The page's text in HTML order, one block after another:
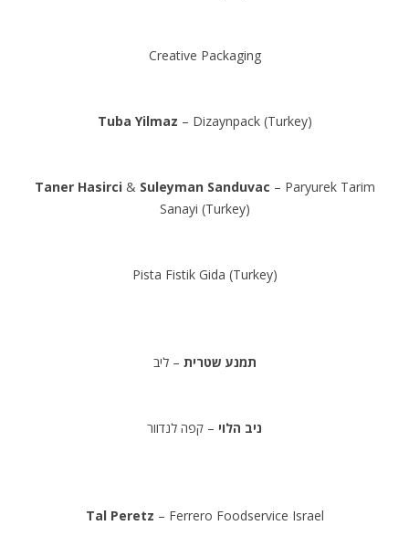
Creative Packaging
Tuba Yilmaz – Dizaynpack (Turkey)
Taner Hasirci& Suleyman Sanduvac – Paryurek Tarim
Sanayi (Turkey)
Pista Fistik Gida (Turkey)
תמנע שטרית – ליב
ניב הלוי – קפה לנדוור
Tal Peretz – Ferrero Foodservice Israel